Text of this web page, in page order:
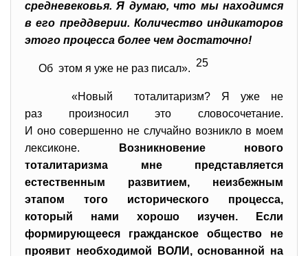
средневековья. Я думаю, что мы находимся
в его преддверии. Количество индикаторов
этого процесса более чем достаточно!
Об этом я уже не раз писал». 25
«Новый тоталитаризм? Я уже не
раз произносил это словосочетание.
И оно совершенно не случайно возникло в моем
лексиконе.
Возникновение нового
тоталитаризма мне представляется
естественным развитием, неизбежным
этапом того исторического процесса,
который нами хорошо изучен. Если
формирующееся гражданское общество не
проявит необходимой ВОЛИ, основанной на